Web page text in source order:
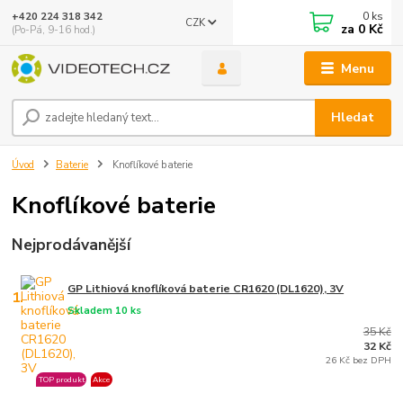
Menu
CZK
Hledat
+420 224 318 342
(Po-Pá, 9-16 hod.)
0 ks
za 0 Kč
Úvod Baterie Knoflíkové baterie
Knoflíkové baterie
Nejprodávanější
1. GP Lithiová knoflíková baterie CR1620 (DL1620), 3V
Skladem 10 ks
TOP produkt Akce
35 Kč
32 Kč
26 Kč bez DPH